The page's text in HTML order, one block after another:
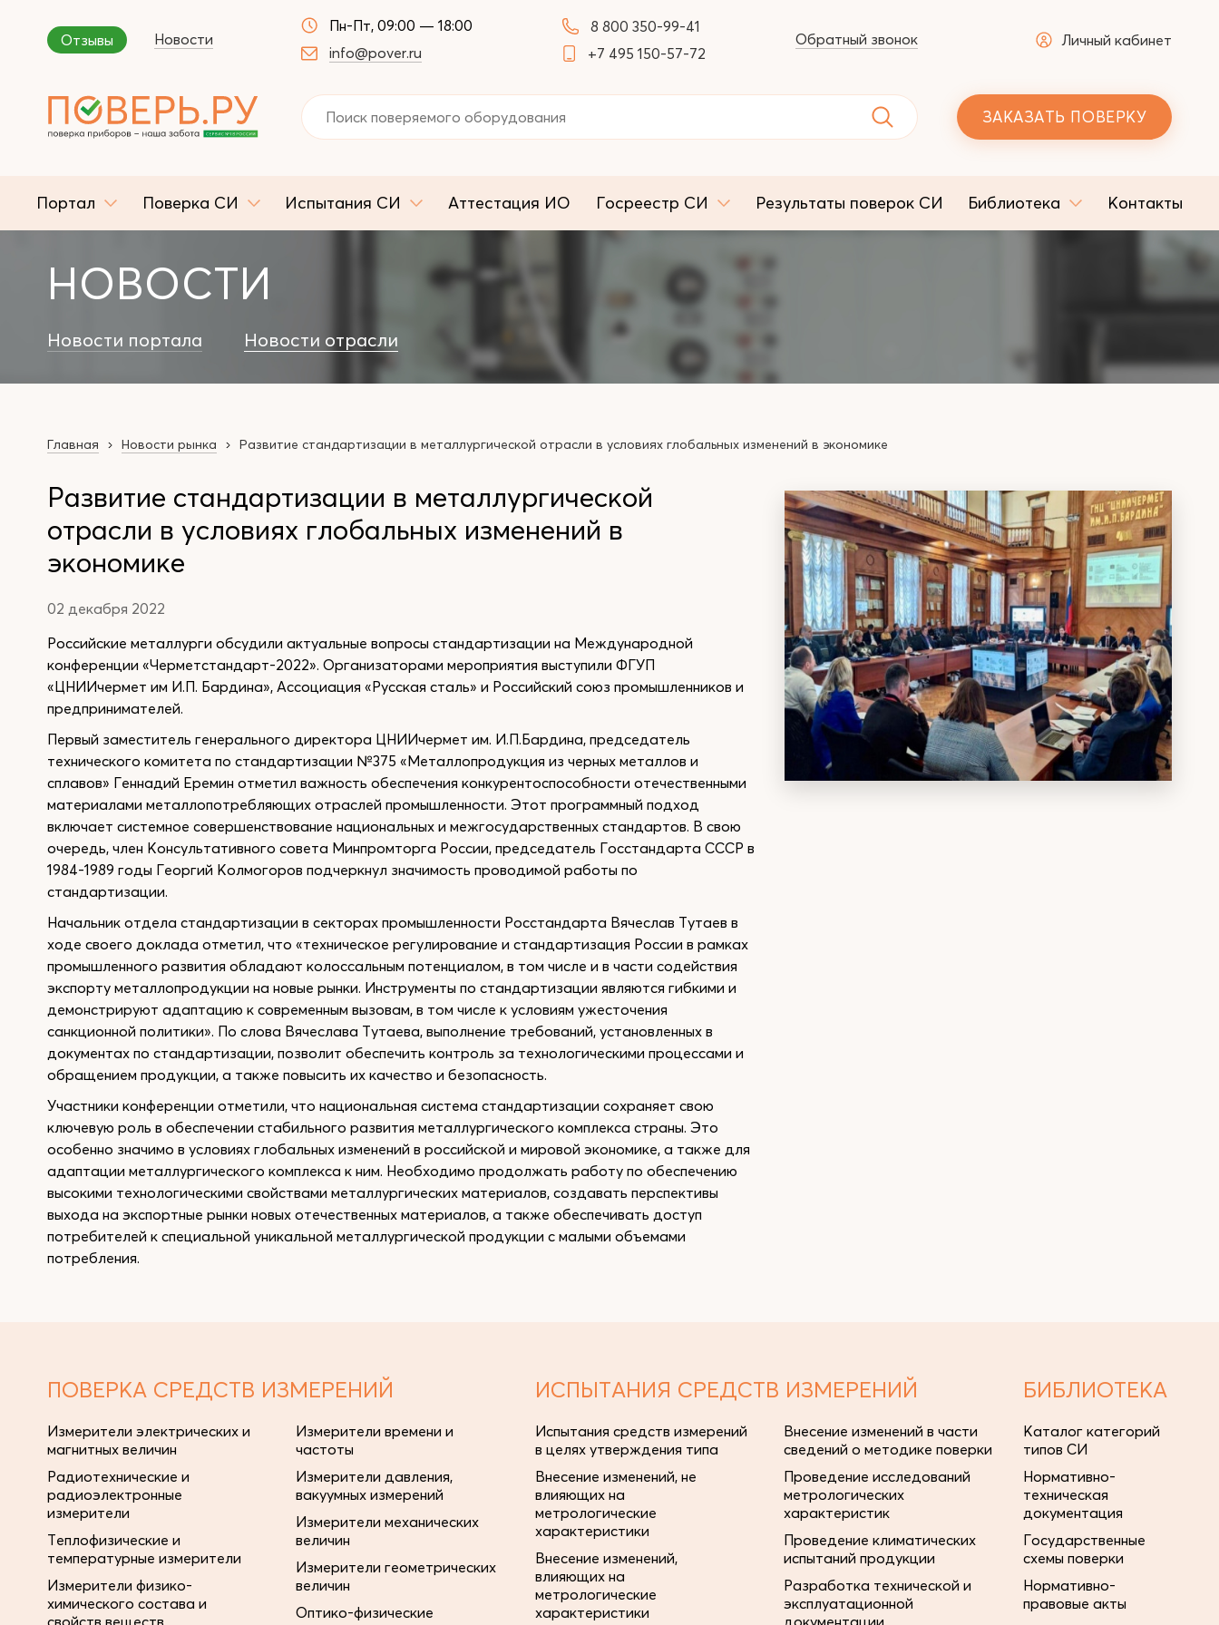
Отзывы Новости
Пн-Пт, 09:00 — 18:00
info@pover.ru
8 800 350-99-41
+7 495 150-57-72
Обратный звонок Личный кабинет
ЗАКАЗАТЬ ПОВЕРКУ
Портал Поверка СИ Испытания СИ Аттестация ИО Госреестр СИ Результаты поверок СИ Библиотека Контакты
НОВОСТИ
Новости портала Новости отрасли
Главная Новости рынка Развитие стандартизации в металлургической отрасли в условиях глобальных изменений в экономике
Развитие стандартизации в металлургической
отрасли в условиях глобальных изменений в
экономике
02 декабря 2022
Российские металлурги обсудили актуальные вопросы стандартизации на Международной
конференции «Черметстандарт-2022». Организаторами мероприятия выступили ФГУП
«ЦНИИчермет им И.П. Бардина», Ассоциация «Русская сталь» и Российский союз промышленников и
предпринимателей.
Первый заместитель генерального директора ЦНИИчермет им. И.П.Бардина, председатель
технического комитета по стандартизации №375 «Металлопродукция из черных металлов и
сплавов» Геннадий Еремин отметил важность обеспечения конкурентоспособности отечественными
материалами металлопотребляющих отраслей промышленности. Этот программный подход
включает системное совершенствование национальных и межгосударственных стандартов. В свою
очередь, член Консультативного совета Минпромторга России, председатель Госстандарта СССР в
1984-1989 годы Георгий Колмогоров подчеркнул значимость проводимой работы по
стандартизации.
Начальник отдела стандартизации в секторах промышленности Росстандарта Вячеслав Тутаев в
ходе своего доклада отметил, что «техническое регулирование и стандартизация России в рамках
промышленного развития обладают колоссальным потенциалом, в том числе и в части содействия
экспорту металлопродукции на новые рынки. Инструменты по стандартизации являются гибкими и
демонстрируют адаптацию к современным вызовам, в том числе к условиям ужесточения
санкционной политики». По слова Вячеслава Тутаева, выполнение требований, установленных в
документах по стандартизации, позволит обеспечить контроль за технологическими процессами и
обращением продукции, а также повысить их качество и безопасность.
Участники конференции отметили, что национальная система стандартизации сохраняет свою
ключевую роль в обеспечении стабильного развития металлургического комплекса страны. Это
особенно значимо в условиях глобальных изменений в российской и мировой экономике, а также для
адаптации металлургического комплекса к ним. Необходимо продолжать работу по обеспечению
высокими технологическими свойствами металлургических материалов, создавать перспективы
выхода на экспортные рынки новых отечественных материалов, а также обеспечивать доступ
потребителей к специальной уникальной металлургической продукции с малыми объемами
потребления.
ПОВЕРКА СРЕДСТВ ИЗМЕРЕНИЙ
Измерители электрических и
магнитных величин
Радиотехнические и
радиоэлектронные
измерители
Теплофизические и
температурные измерители
Измерители физико-
химического состава и
свойств веществ
Измерители времени и
частоты
Измерители давления,
вакуумных измерений
Измерители механических
величин
Измерители геометрических
величин
Оптико-физические
ИСПЫТАНИЯ СРЕДСТВ ИЗМЕРЕНИЙ
Испытания средств измерений
в целях утверждения типа
Внесение изменений, не
влияющих на
метрологические
характеристики
Внесение изменений,
влияющих на
метрологические
характеристики
Внесение изменений в части
сведений о методике поверки
Проведение исследований
метрологических
характеристик
Проведение климатических
испытаний продукции
Разработка технической и
эксплуатационной
документации
БИБЛИОТЕКА
Каталог категорий
типов СИ
Нормативно-
техническая
документация
Государственные
схемы поверки
Нормативно-
правовые акты